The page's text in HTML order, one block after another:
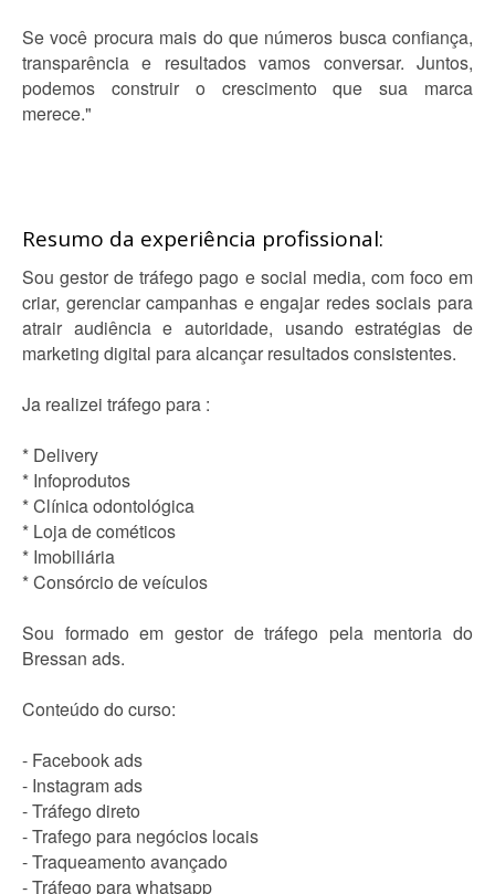
Se você procura mais do que números busca confiança,
transparência e resultados vamos conversar. Juntos,
podemos construir o crescimento que sua marca
merece."
Resumo da experiência profissional:
Sou gestor de tráfego pago e social media, com foco em
criar, gerenciar campanhas e engajar redes sociais para
atrair audiência e autoridade, usando estratégias de
marketing digital para alcançar resultados consistentes.
Ja realizei tráfego para :
* Delivery
* Infoprodutos
* Clínica odontológica
* Loja de cométicos
* Imobiliária
* Consórcio de veículos
Sou formado em gestor de tráfego pela mentoria do
Bressan ads.
Conteúdo do curso:
- Facebook ads
- Instagram ads
- Tráfego direto
- Trafego para negócios locais
- Traqueamento avançado
- Tráfego para whatsapp